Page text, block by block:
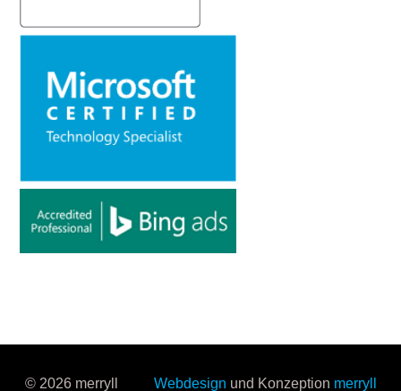
© 2026 merryll Webdesign und Konzeption merryll